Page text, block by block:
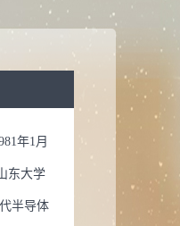
料物理与化学
年1月
东大学
半导体